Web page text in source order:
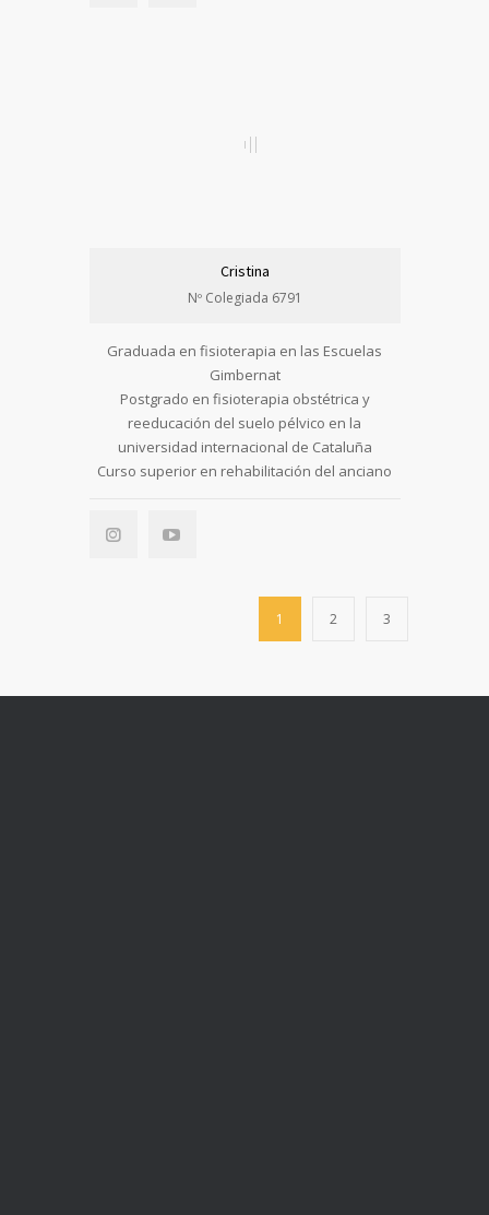
Cristina
Nº Colegiada 6791
Graduada en fisioterapia en las Escuelas
Gimbernat
Postgrado en fisioterapia obstétrica y
reeducación del suelo pélvico en la
universidad internacional de Cataluña
Curso superior en rehabilitación del anciano
1 2 3